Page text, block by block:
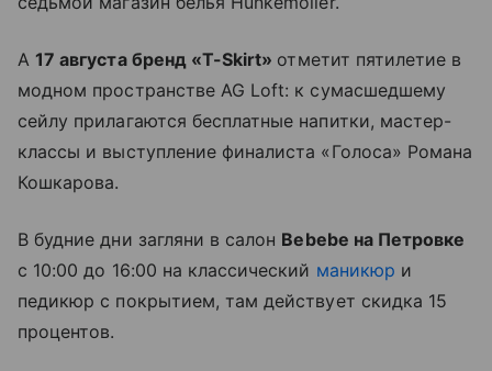
А17 августа бренд «T-Skirt» отметит пятилетие в
модном пространстве AG Loft: к сумасшедшему
сейлу прилагаются бесплатные напитки, мастер-
классы и выступление финалиста «Голоса» Романа
Кошкарова.
В будние дни загляни в салон Bebebe на Петровке
с 10:00 до 16:00 на классический маникюр и
педикюр с покрытием, там действует скидка 15
процентов.